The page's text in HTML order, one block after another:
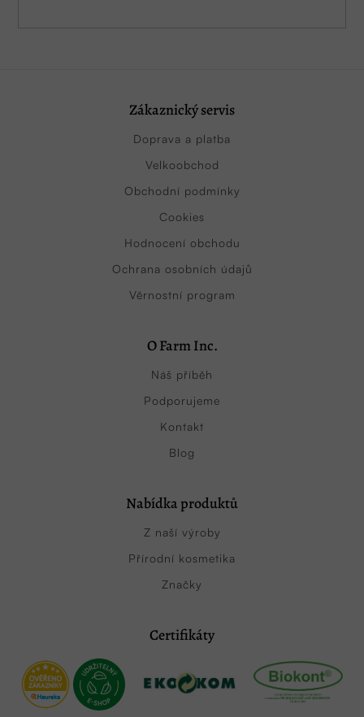
Zákaznický servis
Doprava a platba
Velkoobchod
Obchodní podmínky
Cookies
Hodnocení obchodu
Ochrana osobních údajů
Věrnostní program
O Farm Inc.
Náš příběh
Podporujeme
Kontakt
Blog
Nabídka produktů
Z naší výroby
Přírodní kosmetika
Značky
Certifikáty